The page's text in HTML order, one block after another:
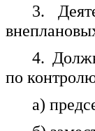
3.
4.
по
а)